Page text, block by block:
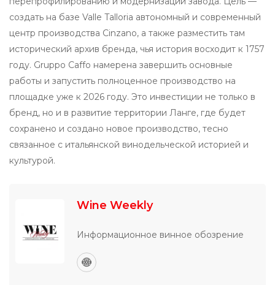
создать на базе Valle Talloria автономный и современный
центр производства Cinzano, а также разместить там
исторический архив бренда, чья история восходит к 1757
году. Gruppo Caffo намерена завершить основные
работы и запустить полноценное производство на
площадке уже к 2026 году. Это инвестиции не только в
бренд, но и в развитие территории Ланге, где будет
сохранено и создано новое производство, тесно
связанное с итальянской винодельческой историей и
культурой.
Wine Weekly
Информационное винное обозрение